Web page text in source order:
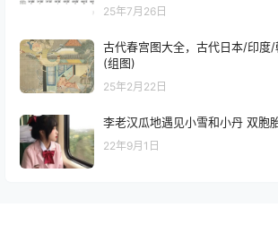
25年7月26日
古代春宫图大全，古代日本/印度
(组图)
25年2月22日
李老汉瓜地遇见小雪和小丹 双胞
22年9月1日